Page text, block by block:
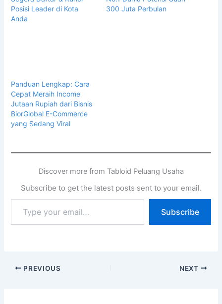
Posisi Leader di Kota
Anda
300 Juta Perbulan
Panduan Lengkap: Cara
Cepat Meraih Income
Jutaan Rupiah dari Bisnis
BiorGlobal E-Commerce
yang Sedang Viral
Discover more from Tabloid Peluang Usaha
Subscribe to get the latest posts sent to your email.
Subscribe
PREVIOUS NEXT